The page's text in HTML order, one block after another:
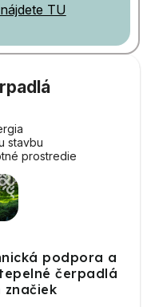
TU
stavbu
prostredie
podpora a
čerpadlá
značiek